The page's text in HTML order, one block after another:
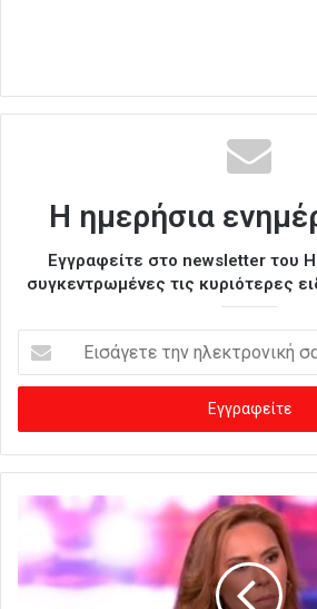
Η ημερήσια
Εγγραφείτε στο newsletter του
συγκεντρωμένες τις κυριότερες
σ
γ
ε